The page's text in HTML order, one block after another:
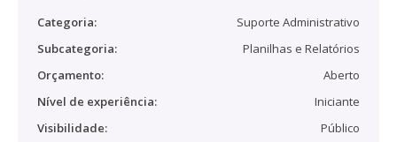
Categoria:
Suporte Administrativo
Subcategoria:
Planilhas e Relatórios
Orçamento:
Aberto
Nível de experiência:
Iniciante
Visibilidade:
Público